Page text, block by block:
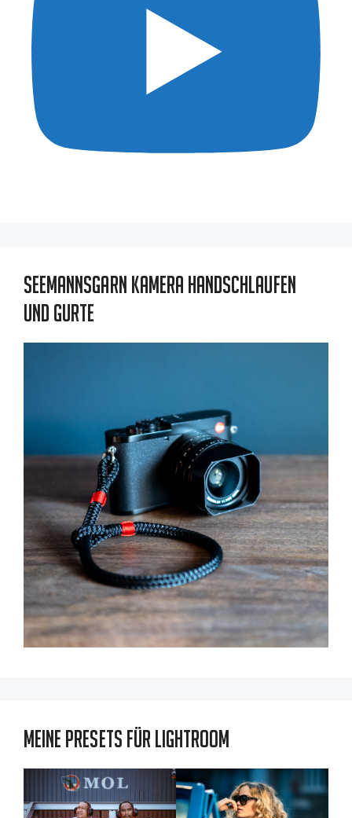
Seemannsgarn Kamera Handschlaufen
und Gurte
Meine Presets für Lightroom